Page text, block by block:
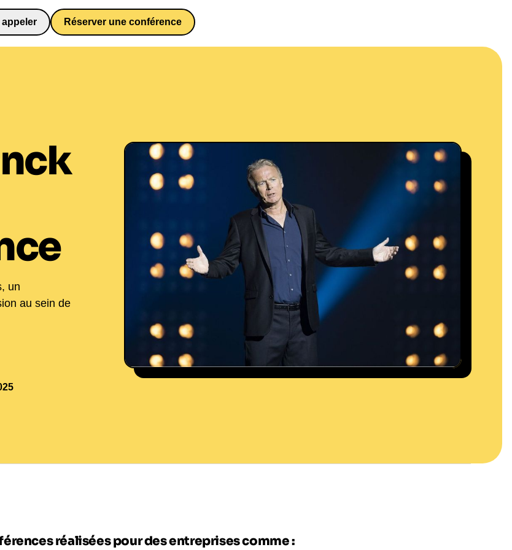
appeler
Réserver une conférence
un
au sein de
SYSPEO/SIPA
réalisées pour des entreprises comme :